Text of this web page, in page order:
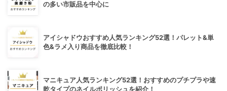
の多い市販品を中心に
アイシャドウおすすめ人気ランキング52選！パレット&単
色&ラメ入り商品を徹底比較！
マニキュア人気ランキング52選！おすすめのプチプラや速
乾タイプのネイルポリッシュを紹介！